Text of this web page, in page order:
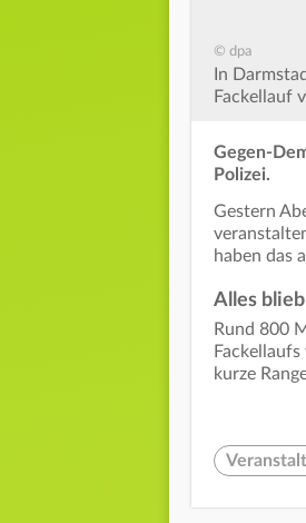
© dpa
In
Fackellauf
Gegen-
Polizei.
Gestern
haben das
Alles
Rund 800
kurze